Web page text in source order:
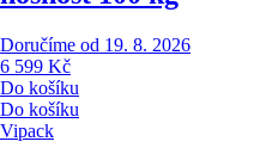
Doručíme od 19. 8. 2026
6 599 Kč
Do košíku
Do košíku
Vipack